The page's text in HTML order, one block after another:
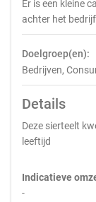
Er is een kleine
achter het
Doelgroep(en):
Bedrijven,
Details
Deze sierteelt
leeftijd
Indicatieve
-